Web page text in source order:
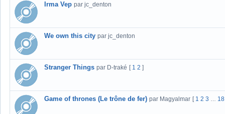
Irma Vep par jc_denton
We own this city par jc_denton
Stranger Things par D-traké [ 1 2 ]
Game of thrones (Le trône de fer) par Magyalmar [ 1 2 3 18